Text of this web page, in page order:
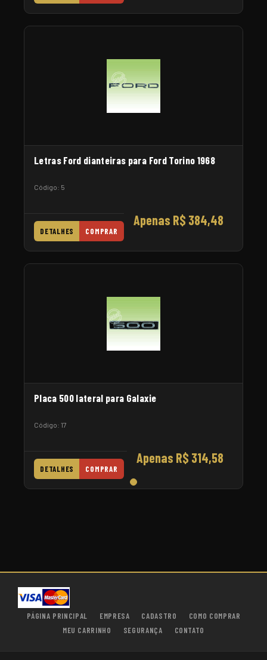
Letras Ford dianteiras para Ford Torino 1968
Código: 5
Apenas R$ 384,48
DETALHES COMPRAR
Placa 500 lateral para Galaxie
Código: 17
Apenas R$ 314,58
DETALHES COMPRAR
PÁGINA PRINCIPAL EMPRESA CADASTRO
COMO COMPRAR
MEU CARRINHO
SEGURANÇA CONTATO